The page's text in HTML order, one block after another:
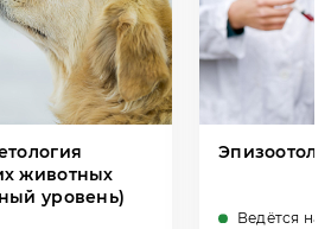
животных
уровень)
Ведётся